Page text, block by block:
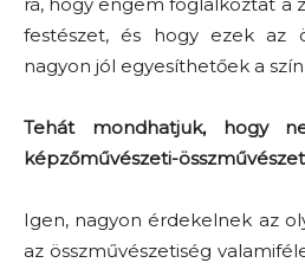
festészet, és hogy ezek az
nagyon jól egyesíthetőek a
Tehát mondhatjuk, hogy
képzőművészeti-
Igen, nagyon érdekelnek az
az összművészetiség